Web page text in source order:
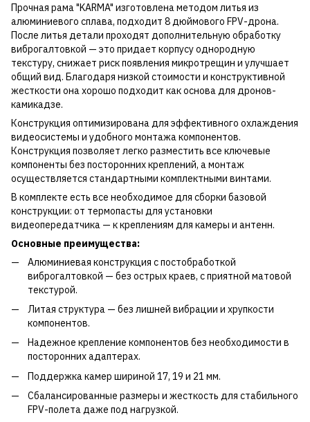
Прочная рама "KARMA" изготовлена методом литья из
алюминиевого сплава, подходит 8 дюймового FPV-дрона.
После литья детали проходят дополнительную обработку
виброгалтовкой — это придает корпусу однородную
текстуру, снижает риск появления микротрещин и улучшает
общий вид. Благодаря низкой стоимости и конструктивной
жесткости она хорошо подходит как основа для дронов-
камикадзе.
Конструкция оптимизирована для эффективного охлаждения
видеосистемы и удобного монтажа компонентов.
Конструкция позволяет легко разместить все ключевые
компоненты без посторонних креплений, а монтаж
осуществляется стандартными комплектными винтами.
В комплекте есть все необходимое для сборки базовой
конструкции: от термопасты для установки
видеопередатчика — к креплениям для камеры и антенн.
Основные преимущества:
Алюминиевая конструкция с постобработкой
виброгалтовкой — без острых краев, с приятной матовой
текстурой.
Литая структура — без лишней вибрации и хрупкости
компонентов.
Надежное крепление компонентов без необходимости в
посторонних адаптерах.
Поддержка камер шириной 17, 19 и 21 мм.
Сбалансированные размеры и жесткость для стабильного
FPV-полета даже под нагрузкой.